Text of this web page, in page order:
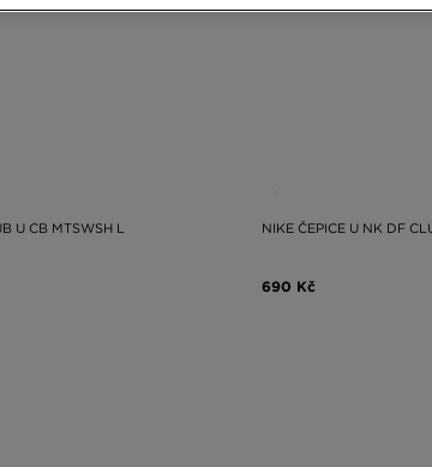
U CB MTSWSH L NIKE ČEPICE U NK DF
690 Kč